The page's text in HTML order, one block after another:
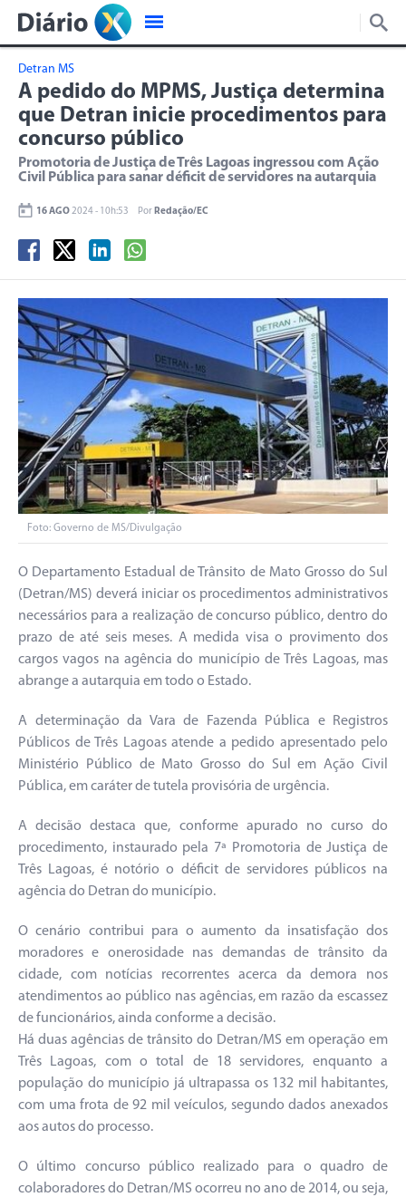
Detran MS
A pedido do MPMS, Justiça determina
que Detran inicie procedimentos para
concurso público
Promotoria de Justiça de Três Lagoas ingressou com Ação
Civil Pública para sanar déficit de servidores na autarquia
16 AGO2024 - 10h:53 Por Redação/EC
Foto: Governo de MS/Divulgação
O Departamento Estadual de Trânsito de Mato Grosso do Sul
(Detran/MS) deverá iniciar os procedimentos administrativos
necessários para a realização de concurso público, dentro do
prazo de até seis meses. A medida visa o provimento dos
cargos vagos na agência do município de Três Lagoas, mas
abrange a autarquia em todo o Estado.
A determinação da Vara de Fazenda Pública e Registros
Públicos de Três Lagoas atende a pedido apresentado pelo
Ministério Público de Mato Grosso do Sul em Ação Civil
Pública, em caráter de tutela provisória de urgência.
A decisão destaca que, conforme apurado no curso do
procedimento, instaurado pela 7ª Promotoria de Justiça de
Três Lagoas, é notório o déficit de servidores públicos na
agência do Detran do município.
O cenário contribui para o aumento da insatisfação dos
moradores e onerosidade nas demandas de trânsito da
cidade, com notícias recorrentes acerca da demora nos
atendimentos ao público nas agências, em razão da escassez
de funcionários, ainda conforme a decisão.
Há duas agências de trânsito do Detran/MS em operação em
Três Lagoas, com o total de 18 servidores, enquanto a
população do município já ultrapassa os 132 mil habitantes,
com uma frota de 92 mil veículos, segundo dados anexados
aos autos do processo.
O último concurso público realizado para o quadro de
colaboradores do Detran/MS ocorreu no ano de 2014, ou seja,